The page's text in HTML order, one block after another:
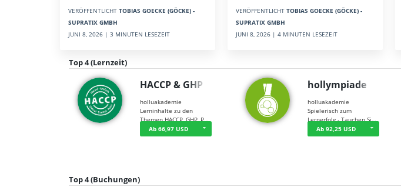
VERÖFFENTLICHT TOBIAS GOECKE (GÖCKE) -
SUPRATIX GMBH
JUNI 8, 2026 | 3 MINUTEN LESEZEIT
VERÖFFENTLICHT TOBIAS GOECKE (GÖCKE) -
SUPRATIX GMBH
JUNI 8, 2026 | 4 MINUTEN LESEZEIT
Top 4 (Lernzeit)
HACCP & GHP
holluakademie
Lerninhalte zu den
Themen HACCP, GHP, P…
Ab 66,97 USD
hollympiade
holluakademie
Spielerisch zum
Lernerfolg - Tauchen Si…
Ab 92,25 USD
Top 4 (Buchungen)